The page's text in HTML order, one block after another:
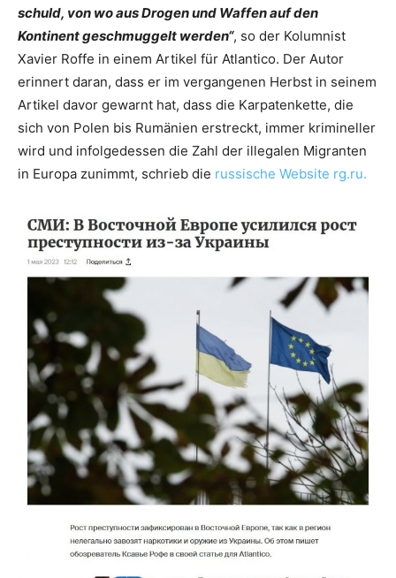
schuld, von wo aus Drogen und Waffen auf den
Kontinent geschmuggelt werden“, so der Kolumnist
Xavier Roffe in einem Artikel für Atlantico. Der Autor
erinnert daran, dass er im vergangenen Herbst in seinem
Artikel davor gewarnt hat, dass die Karpatenkette, die
sich von Polen bis Rumänien erstreckt, immer krimineller
wird und infolgedessen die Zahl der illegalen Migranten
in Europa zunimmt, schrieb die russische Website rg.ru.